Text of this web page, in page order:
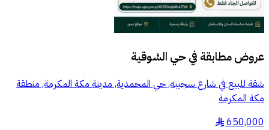
عروض مطابقة فيحي الشوقية
شقة للبيع في شارع سجيبه, حي المحمدية, مدينة مكة المكرمة, منطقة
مكة المكرمة
650,000
§